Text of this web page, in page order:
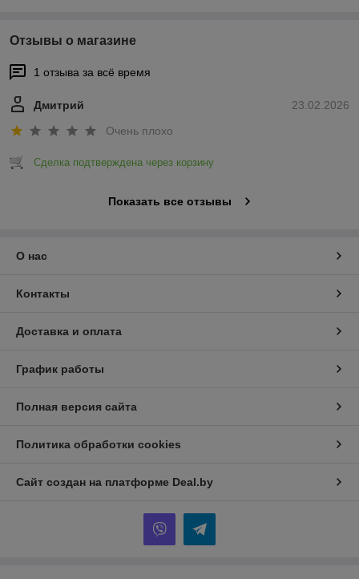
Отзывы о магазине
1 отзыва за всё время
23.02.2026
Дмитрий
Очень плохо
Сделка подтверждена через корзину
Показать все отзывы
О нас
Контакты
Доставка и оплата
График работы
Полная версия сайта
Политика обработки cookies
Сайт создан на платформе Deal.by